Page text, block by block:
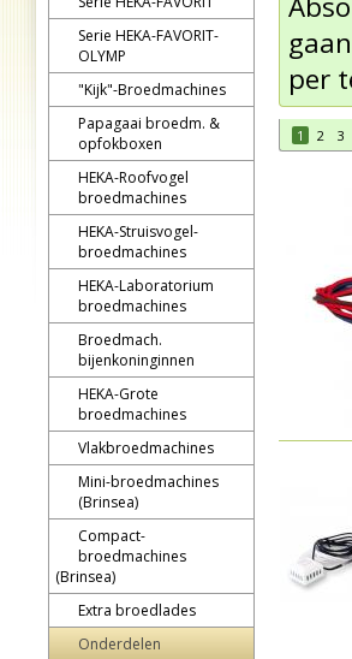
Serie HEKA-FAVORIT-
OLYMP
"Kijk"-Broedmachines
Papagaai broedm. &
opfokboxen
HEKA-Roofvogel
broedmachines
HEKA-Struisvogel-
broedmachines
HEKA-Laboratorium
broedmachines
Broedmach.
bijenkoninginnen
HEKA-Grote
broedmachines
Vlakbroedmachines
Mini-broedmachines
(Brinsea)
Compact-
broedmachines
(Brinsea)
Extra broedlades
Onderdelen
per
1 2 3